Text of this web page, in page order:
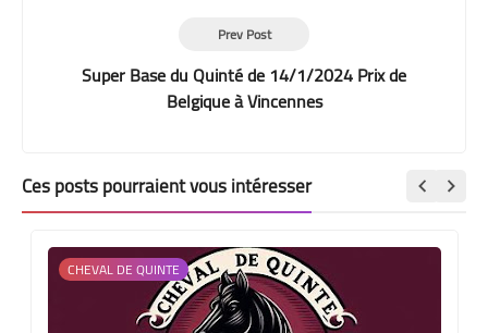
Prev Post
Super Base du Quinté de 14/1/2024 Prix de
Belgique à Vincennes
Ces posts pourraient vous intéresser
CHEVAL DE QUINTE